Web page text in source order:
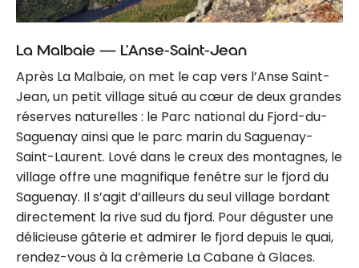
La Malbaie — L’Anse-Saint-Jean
Après La Malbaie, on met le cap vers l’Anse Saint-
Jean, un petit village situé au cœur de deux grandes
réserves naturelles : le Parc national du Fjord-du-
Saguenay ainsi que le parc marin du Saguenay-
Saint-Laurent. Lové dans le creux des montagnes, le
village offre une magnifique fenêtre sur le fjord du
Saguenay. Il s’agit d’ailleurs du seul village bordant
directement la rive sud du fjord. Pour déguster une
délicieuse gâterie et admirer le fjord depuis le quai,
rendez-vous à la crèmerie La Cabane à Glaces.